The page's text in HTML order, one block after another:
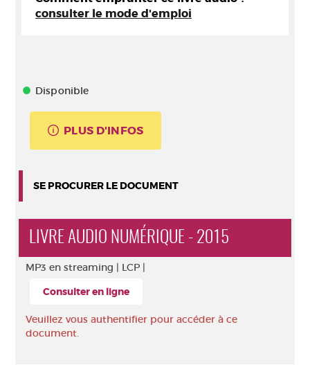
consulter le mode d'emploi
Disponible
PLUS D'INFOS
SE PROCURER LE DOCUMENT
LIVRE AUDIO NUMÉRIQUE - 2015
MP3 en streaming | LCP |
Consulter en ligne
Veuillez vous authentifier pour accéder à ce
document.